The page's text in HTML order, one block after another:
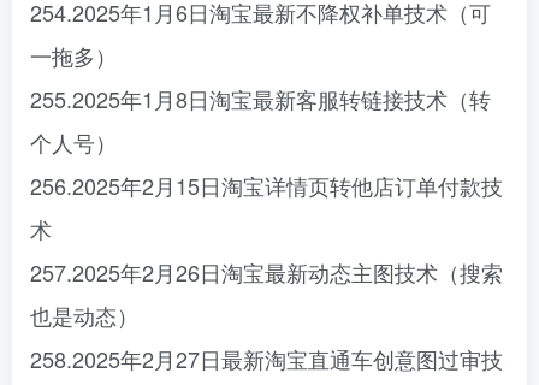
254.2025年1月6日淘宝最新不降权补单技术（可
一拖多）
255.2025年1月8日淘宝最新客服转链接技术（转
个人号）
256.2025年2月15日淘宝详情页转他店订单付款技
术
257.2025年2月26日淘宝最新动态主图技术（搜索
也是动态）
258.2025年2月27日最新淘宝直通车创意图过审技